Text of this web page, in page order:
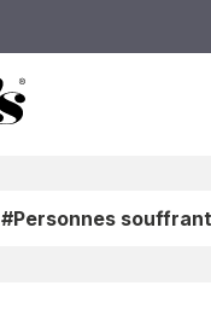
#Personnes